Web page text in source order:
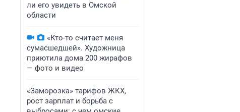
ли его увидеть в Омской
области
«Кто-то считает меня
сумасшедшей». Художница
приютила дома 200 жирафов
— фото и видео
«Заморозка» тарифов ЖКХ,
рост зарплат и борьба с